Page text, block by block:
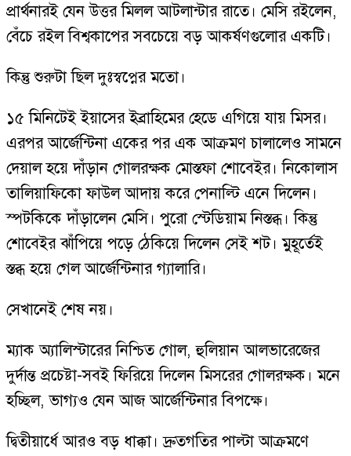
প্রার্থনারই যেন উত্তর মিলল আটলান্টার রাতে। মেসি রইলেন,
বেঁচে রইল বিশ্বকাপের সবচেয়ে বড় আকর্ষণগুলোর একটি।
কিন্তু শুরুটা ছিল দুঃস্বপ্নের মতো।
১৫ মিনিটেই ইয়াসের ইব্রাহিমের হেডে এগিয়ে যায় মিসর।
এরপর আর্জেন্টিনা একের পর এক আক্রমণ চালালেও সামনে
দেয়াল হয়ে দাঁড়ান গোলরক্ষক মোস্তফা শোবেইর। নিকোলাস
তালিয়াফিকো ফাউল আদায় করে পেনাল্টি এনে দিলেন।
স্পটকিকে দাঁড়ালেন মেসি। পুরো স্টেডিয়াম নিস্তব্ধ। কিন্তু
শোবেইর ঝাঁপিয়ে পড়ে ঠেকিয়ে দিলেন সেই শট। মুহূর্তেই
স্তব্ধ হয়ে গেল আর্জেন্টিনার গ্যালারি।
সেখানেই শেষ নয়।
ম্যাক অ্যালিস্টারের নিশ্চিত গোল, হুলিয়ান আলভারেজের
দুর্দান্ত প্রচেষ্টা-সবই ফিরিয়ে দিলেন মিসরের গোলরক্ষক। মনে
হচ্ছিল, ভাগ্যও যেন আজ আর্জেন্টিনার বিপক্ষে।
দ্বিতীয়ার্ধে আরও বড় ধাক্কা। দ্রুতগতির পাল্টা আক্রমণে